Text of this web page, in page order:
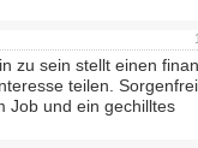
zu sein stellt einen
teilen. Sorgenfrei
Job und ein gechilltes